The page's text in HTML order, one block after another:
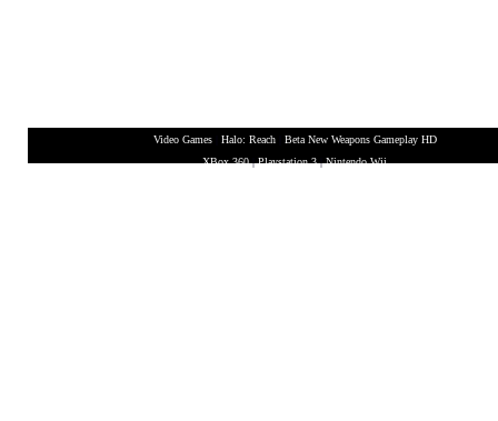
Video Games| Halo: Reach| Beta New Weapons Gameplay HD
XBox 360|Playstation 3|Nintendo Wii